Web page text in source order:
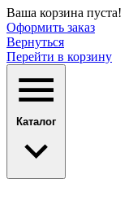
Ваша корзина пуста!
Оформить заказ
Вернуться
Перейти в корзину
Каталог